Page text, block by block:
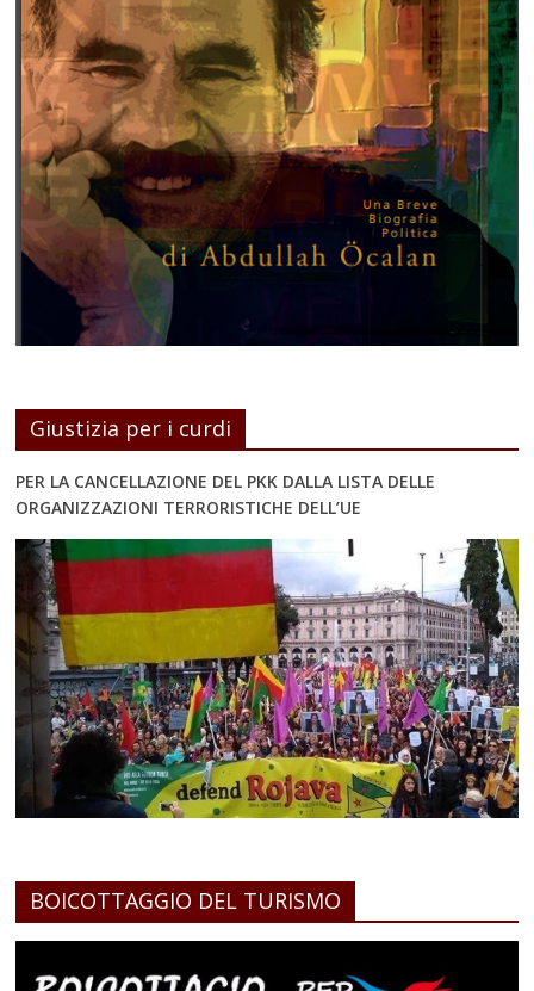
Giustizia per i curdi
PER LA CANCELLAZIONE DEL PKK DALLA LISTA DELLE
ORGANIZZAZIONI TERRORISTICHE DELL’UE
BOICOTTAGGIO DEL TURISMO